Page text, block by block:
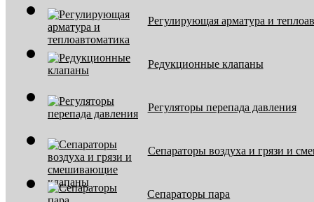
Регулирующая арматура и
Редукционные клапаны
Регуляторы перепада давления
Сепараторы воздуха и грязи и
Сепараторы пара